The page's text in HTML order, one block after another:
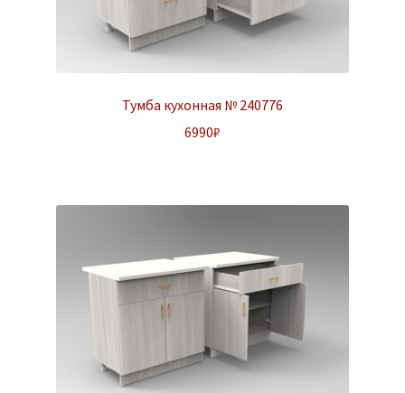
Тумба кухонная № 240776
6990₽